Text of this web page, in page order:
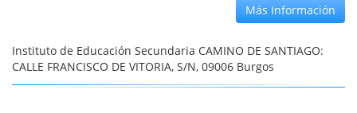
Más Información
Instituto de Educación Secundaria CAMINO DE SANTIAGO:
CALLE FRANCISCO DE VITORIA, S/N, 09006 Burgos